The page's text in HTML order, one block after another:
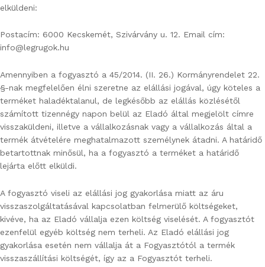
elküldeni:
Postacím: 6000 Kecskemét, Szivárvány u. 12. Email cím:
info@legrugok.hu
Amennyiben a fogyasztó a 45/2014. (II. 26.) Kormányrendelet 22.
§-nak megfelelően élni szeretne az elállási jogával, úgy köteles a
terméket haladéktalanul, de legkésőbb az elállás közlésétől
számított tizennégy napon belül az Eladó által megjelölt címre
visszaküldeni, illetve a vállalkozásnak vagy a vállalkozás által a
termék átvételére meghatalmazott személynek átadni. A határidő
betartottnak minősül, ha a fogyasztó a terméket a határidő
lejárta előtt elküldi.
A fogyasztó viseli az elállási jog gyakorlása miatt az áru
visszaszolgáltatásával kapcsolatban felmerülő költségeket,
kivéve, ha az Eladó vállalja ezen költség viselését. A fogyasztót
ezenfelül egyéb költség nem terheli. Az Eladó elállási jog
gyakorlása esetén nem vállalja át a Fogyasztótól a termék
visszaszállítási költségét, így az a Fogyasztót terheli.